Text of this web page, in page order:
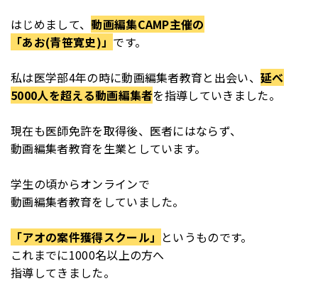
はじめまして、動画編集CAMP主催の
「あお(青笹寛史)」 です。
私は医学部4年の時に動画編集者教育と出会い、延べ
5000人を超える動画編集者を指導していきました。
現在も医師免許を取得後、医者にはならず、
動画編集者教育を生業としています。
学生の頃からオンラインで
動画編集者教育をしていました。
「アオの案件獲得スクール」 というものです。
これまでに1000名以上の方へ
指導してきました。